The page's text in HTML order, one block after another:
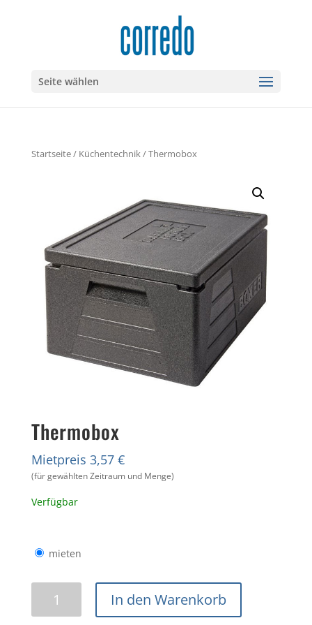
Seite wählen
Startseite/ Küchentechnik/ Thermobox
Thermobox
Mietpreis 3,57 €
(für gewählten Zeitraum und Menge)
Verfügbar
mieten
Menge
In den Warenkorb